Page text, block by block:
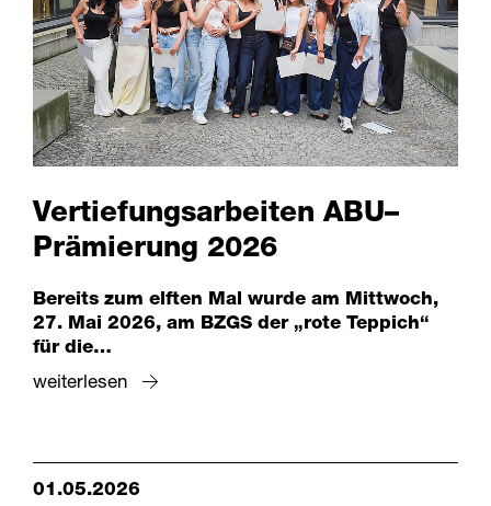
Vertiefungsarbeiten ABU–
Prämierung 2026
Bereits zum elften Mal wurde am Mittwoch,
27. Mai 2026, am BZGS der „rote Teppich“
für die…
weiterlesen
01.05.2026